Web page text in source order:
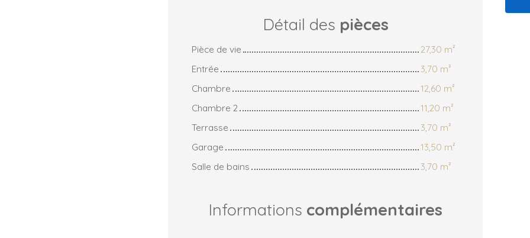
Détail des pièces
Pièce de vie
27,30 m²
Entrée
3,70 m²
Chambre
12,60 m²
Chambre 2
11,20 m²
Terrasse
3,70 m²
Garage
13,50 m²
Salle de bains
3,70 m²
Informations complémentaires